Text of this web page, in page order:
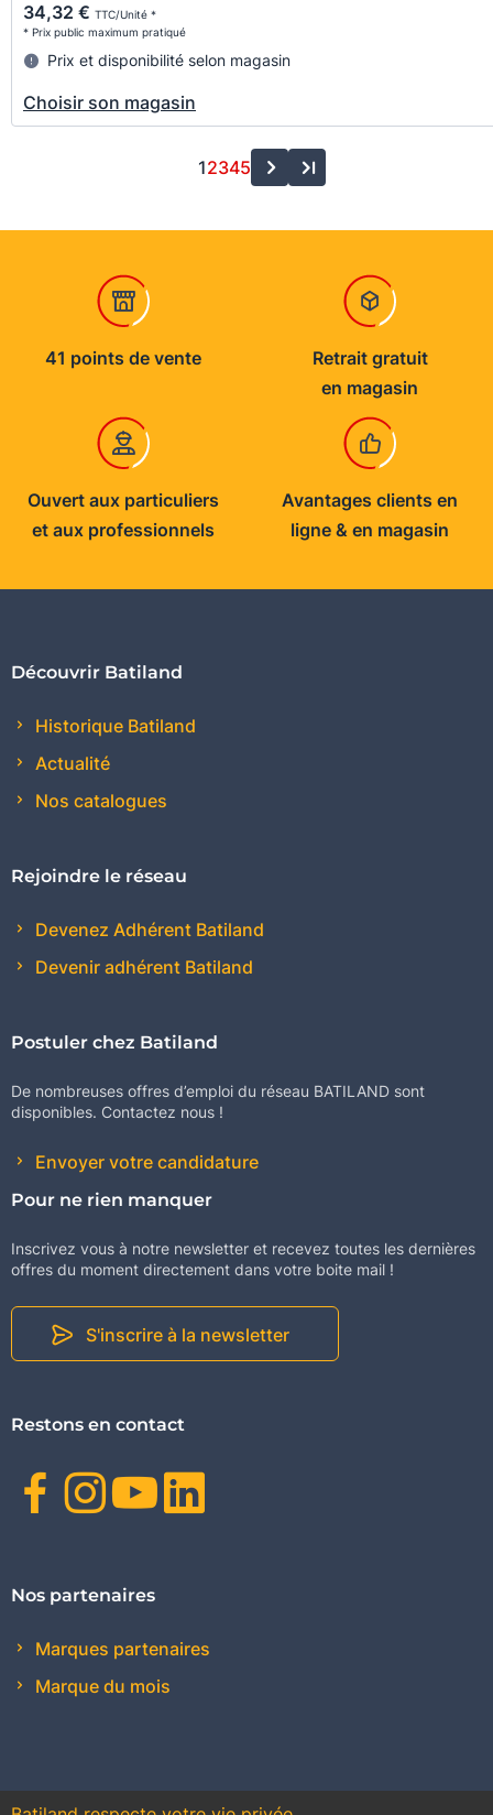
34,32 € TTC/Unité *
* Prix public maximum pratiqué
Prix et disponibilité selon magasin
Choisir son magasin
12345
41 points de vente
Retrait gratuit
en magasin
Ouvert aux particuliers
et aux professionnels
Avantages clients en
ligne & en magasin
Découvrir Batiland
Historique Batiland
Actualité
Nos catalogues
Rejoindre le réseau
Devenez Adhérent Batiland
Devenir adhérent Batiland
Postuler chez Batiland
De nombreuses offres d’emploi du réseau BATILAND sont
disponibles. Contactez nous !
Envoyer votre candidature
Pour ne rien manquer
Inscrivez vous à notre newsletter et recevez toutes les dernières
offres du moment directement dans votre boite mail !
S'inscrire à la newsletter
Restons en contact
Facebook
Instagram
Youtube
Nos partenaires
Marques partenaires
Marque du mois